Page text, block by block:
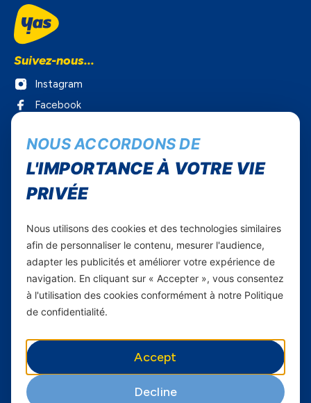
Suivez-nous...
Instagram
Facebook
Youtube
Yas Sénégal
Yas en Afrique
Axian Telecom
Services
Fibre
Business
SmartPhones
NOUS ACCORDONS DE
L'IMPORTANCE À VOTRE VIE
PRIVÉE
Nous utilisons des cookies et des technologies similaires
afin de personnaliser le contenu, mesurer l'audience,
adapter les publicités et améliorer votre expérience de
navigation. En cliquant sur « Accepter », vous consentez
à l'utilisation des cookies conformément à notre Politique
de confidentialité.
Accept
Decline